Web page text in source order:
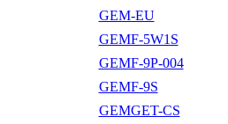
GEM-EU
GEMF-5W1S
GEMF-9P-004
GEMF-9S
GEMGET-CS